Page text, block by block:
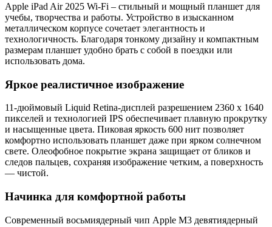
Apple iPad Air 2025 Wi-Fi – стильный и мощный планшет для
учебы, творчества и работы. Устройство в изысканном
металлическом корпусе сочетает элегантность и
технологичность. Благодаря тонкому дизайну и компактным
размерам планшет удобно брать с собой в поездки или
использовать дома.
Яркое реалистичное изображение
11-дюймовый Liquid Retina-дисплей разрешением 2360 х 1640
пикселей и технологией IPS обеспечивает плавную прокрутку
и насыщенные цвета. Пиковая яркость 600 нит позволяет
комфортно использовать планшет даже при ярком солнечном
свете. Олеофобное покрытие экрана защищает от бликов и
следов пальцев, сохраняя изображение четким, а поверхность
— чистой.
Начинка для комфортной работы
Современный восьмиядерный чип Apple M3 девятиядерный